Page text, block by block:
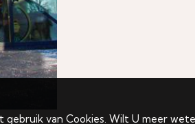
gebruik van Cookies. Wilt U meer